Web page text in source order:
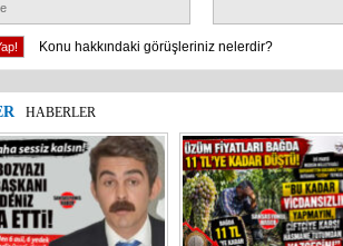
Konu hakkındaki görüşleriniz nelerdir?
HABERLER